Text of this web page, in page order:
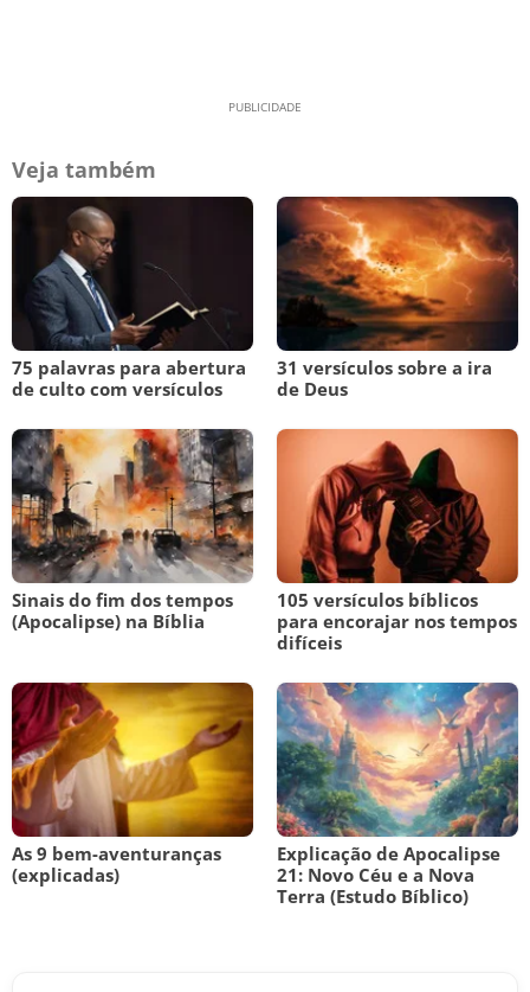
Veja também
75 palavras para abertura
de culto com versículos
31 versículos sobre a ira
de Deus
Sinais do fim dos tempos
(Apocalipse) na Bíblia
105 versículos bíblicos
para encorajar nos tempos
difíceis
As 9 bem-aventuranças
(explicadas)
Explicação de Apocalipse
21: Novo Céu e a Nova
Terra (Estudo Bíblico)